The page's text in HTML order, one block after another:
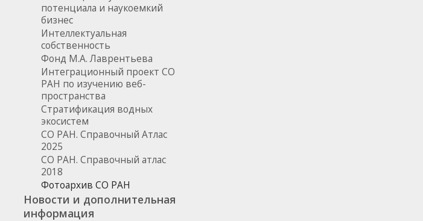
потенциала и наукоемкий
бизнес
Интеллектуальная
собственность
Фонд М.А. Лаврентьева
Интеграционный проект СО
РАН по изучению веб-
пространства
Стратификация водных
экосистем
СО РАН. Справочный Атлас
2025
СО РАН. Справочный атлас
2018
Фотоархив СО РАН
Новости и дополнительная
информация